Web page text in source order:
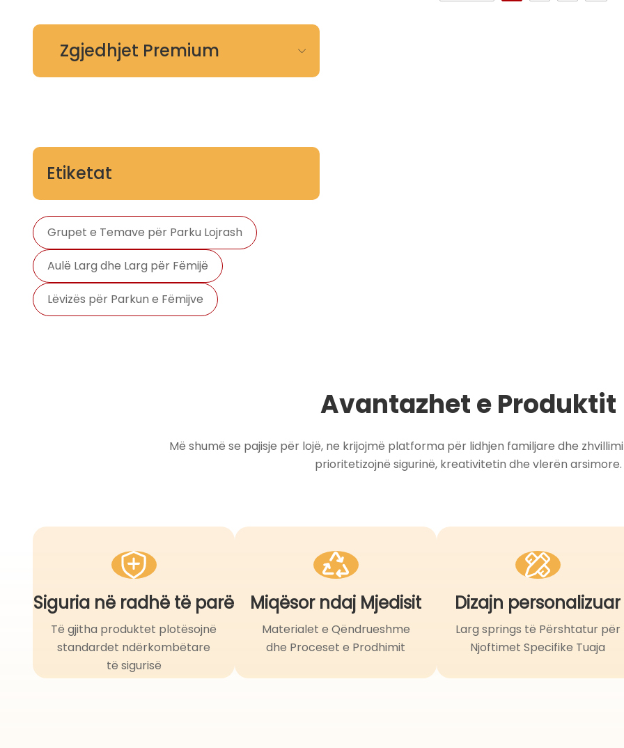
Zgjedhjet Premium
Etiketat
Grupet e Temave për Parku Lojrash
Aulë Larg dhe Larg për Fëmijë
Lëvizës për Parkun e Fëmijve
Avantazhet e Produktit
Më shumë se pajisje për lojë, ne krijojmë platforma për lidhjen familjare dhe
prioritetizojnë sigurinë, kreativitetin dhe vlerën arsimore.
Siguria në radhë të parë
Të gjitha produktet plotësojnë
standardet ndërkombëtare
të sigurisë
Miqësor ndaj Mjedisit
Materialet e Qëndrueshme
dhe Proceset e Prodhimit
Dizajn personalizuar
Larg springs të Përshtatur për
Njoftimet Specifike Tuaja